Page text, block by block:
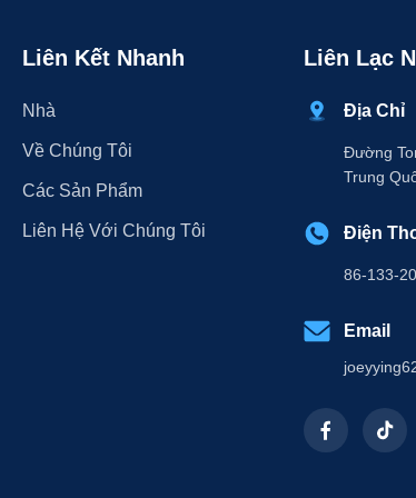
Liên Kết Nhanh
Nhà
Về Chúng Tôi
Các Sản Phẩm
Liên Hệ Với Chúng Tôi
Liên Lạc
Địa Chỉ
Đường
Trung
Điện
86-133-
Email